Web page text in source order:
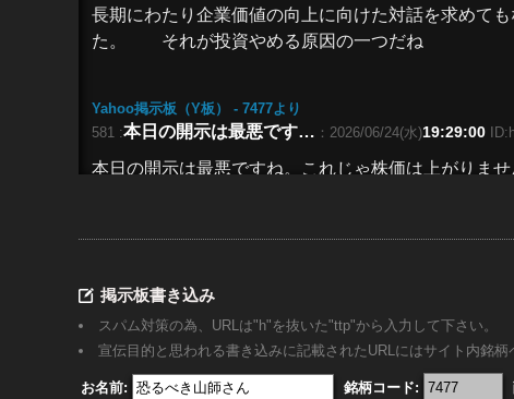
長期にわたり企業価値の向上に向けた対話を求めて
た。 それが投資やめる原因の一つだね
Yahoo掲示板（Y板） - 7477より
581 :本日の開示は最悪です… ：2026/06/24(水)19:29:00
本日の開示は最悪ですね。これじゃ株価は上がりま
580 :定時総会開催中ですね…
定時総会開催中ですね。
Yahoo掲示板（Y板） - 7477
掲示板書き込み
スパム対策の為、URLは"h"を抜いた"ttp"から入力して下さい。
宣伝目的と思われる書き込みに記載されたURLにはサイト内銘
お名前: 銘柄コード: